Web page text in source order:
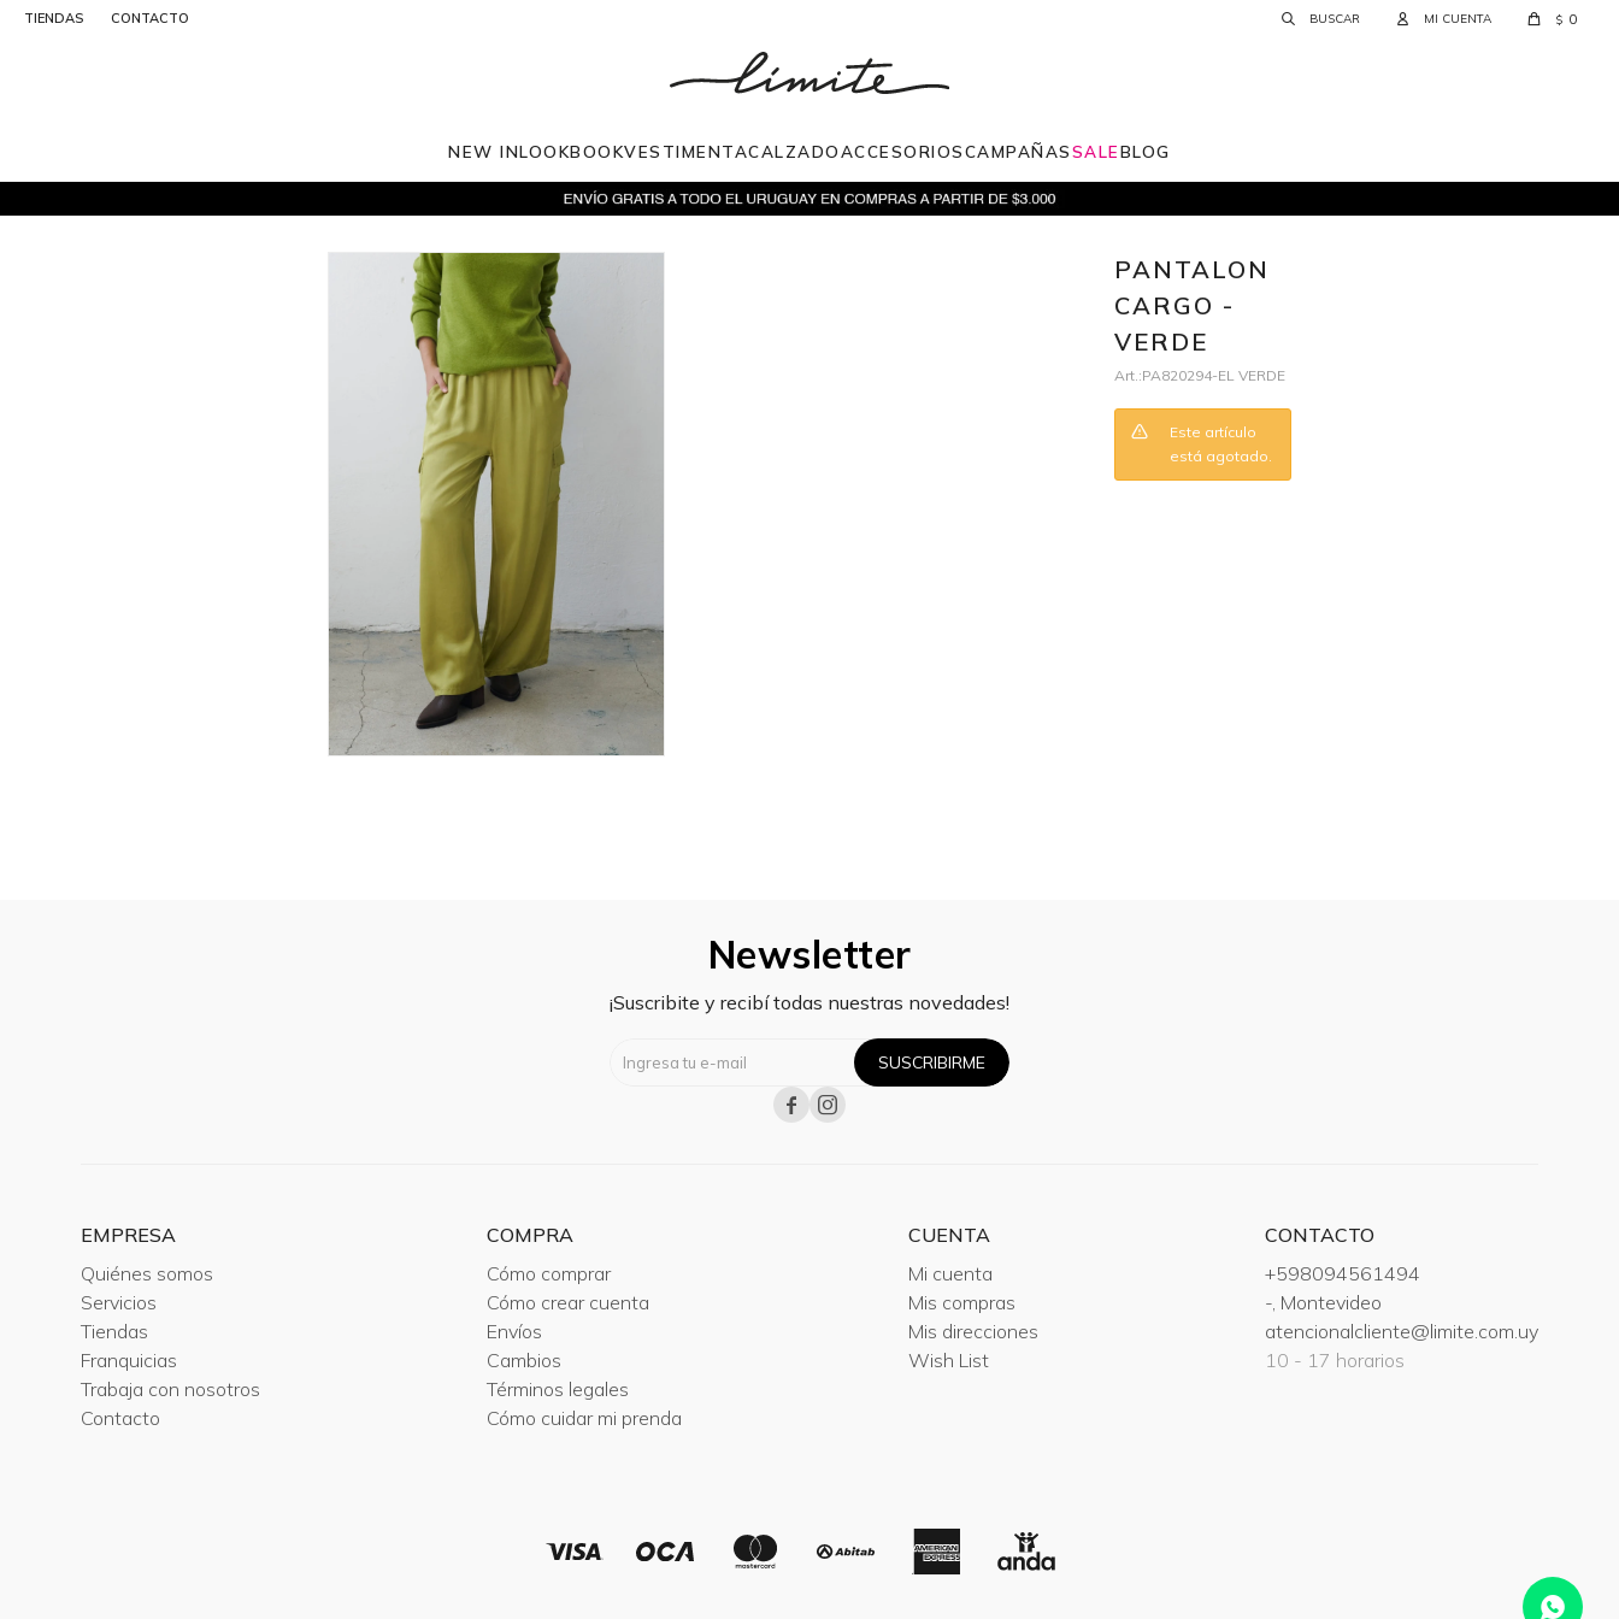
NEW INLOOKBOOKVESTIMENTACALZADOACCESORIOSCAMPAÑASSALEBLOG
TIENDAS CONTACTO $ 0
PANTALON
CARGO -
VERDE
PA820294-EL VERDE
Este artículo
está agotado.
Newsletter
¡Suscribite y recibí todas nuestras novedades!
SUSCRIBIRME
 
EMPRESA
Quiénes somos
Servicios
Tiendas
Franquicias
Trabaja con nosotros
Contacto
COMPRA
Cómo comprar
Cómo crear cuenta
Envíos
Cambios
Términos legales
Cómo cuidar mi prenda
CUENTA
Mi cuenta
Mis compras
Mis direcciones
Wish List
CONTACTO
+598094561494
-, Montevideo
atencionalcliente@limite.com.uy
10 - 17 horarios